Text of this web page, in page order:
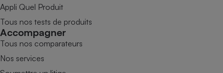
Appli Quel Produit
Tous nos tests de produits
Accompagner
Tous nos comparateurs
Nos services